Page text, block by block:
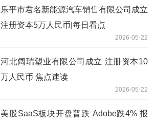
乐平市君名新能源汽车销售有限公司成立
注册资本5万人民币|每日看点
2026-05-22
河北阔瑞塑业有限公司成立 注册资本10
万人民币 焦点速读
2026-05-22
美股SaaS板块开盘普跌 Adobe跌4% 报